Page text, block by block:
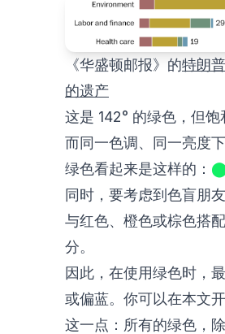
《华盛顿邮报》的特朗
的遗产
这是 142° 的绿色，但饱
而同一色调、同一亮度
绿色看起来是这样的：
同时，要考虑到色盲朋
与红色、橙色或棕色搭
分。
因此，在使用绿色时，
或偏蓝。你可以在本文
这一点：所有的绿色，